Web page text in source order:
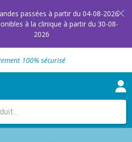
passées à partir du 04-08-2026
à la clinique à partir du 30-08-
2026
de croquettes vétérinaire
100% sécurisé
en clinique vétérinaire
de croquettes vétérinaire
en clinique vétérinaire
gratuit en clinique